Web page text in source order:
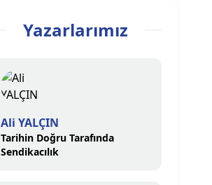
Yazarlarımız
Ali YALÇIN
Tarihin Doğru Tarafında
Sendikacılık